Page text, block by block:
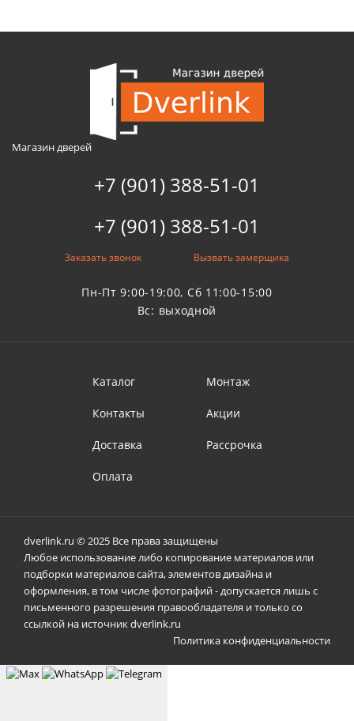
Магазин дверей
+7 (901) 388-51-01
+7 (901) 388-51-01
Заказать звонок Вызвать замерщика
Пн-Пт 9:00-19:00, Сб 11:00-15:00
Вс: выходной
Каталог
Контакты
Доставка
Оплата
Монтаж
Акции
Рассрочка
dverlink.ru © 2025 Все права защищены
Любое использование либо копирование материалов или
подборки материалов сайта, элементов дизайна и
оформления, в том числе фотографий - допускается лишь с
письменного разрешения правообладателя и только со
ссылкой на источник dverlink.ru
Политика конфиденциальности